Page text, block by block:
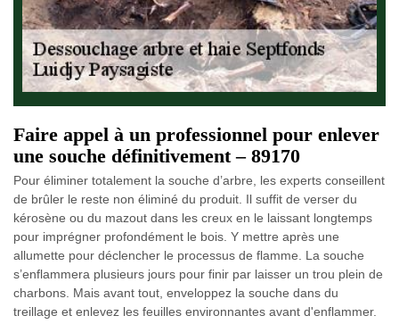
Faire appel à un professionnel pour enlever
une souche définitivement – 89170
Pour éliminer totalement la souche d’arbre, les experts conseillent
de brûler le reste non éliminé du produit. Il suffit de verser du
kérosène ou du mazout dans les creux en le laissant longtemps
pour imprégner profondément le bois. Y mettre après une
allumette pour déclencher le processus de flamme. La souche
s’enflammera plusieurs jours pour finir par laisser un trou plein de
charbons. Mais avant tout, enveloppez la souche dans du
treillage et enlevez les feuilles environnantes avant d'enflammer.